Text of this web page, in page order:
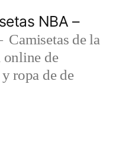
NBA –
Camisetas de la
de
ropa de de